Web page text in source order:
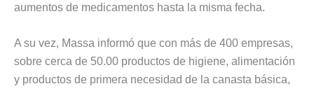
aumentos de medicamentos hasta la misma fecha.
A su vez, Massa informó que con más de 400 empresas,
sobre cerca de 50.00 productos de higiene, alimentación
y productos de primera necesidad de la canasta básica,